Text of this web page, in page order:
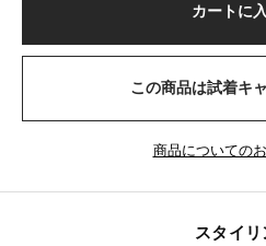
カートに
この商品は試着キ
商品についての
スタイリ